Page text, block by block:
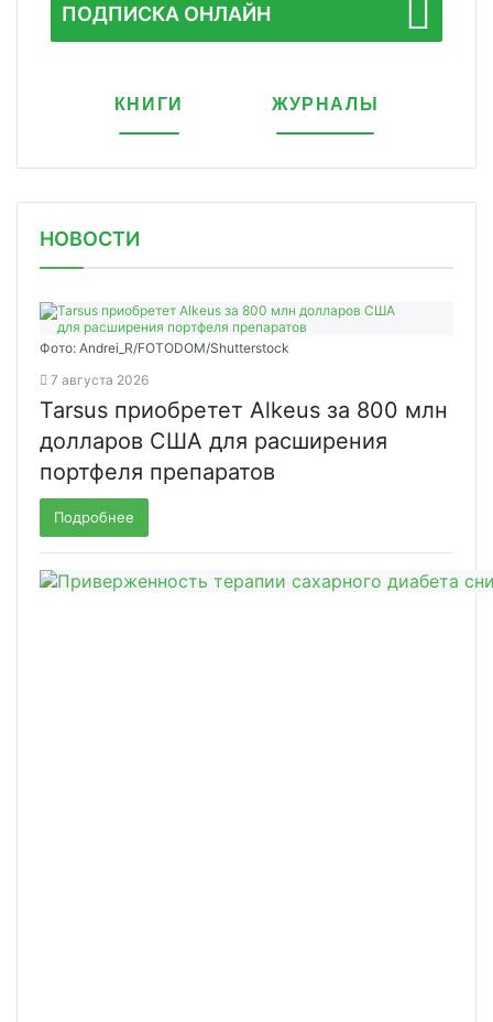
ПОДПИСКА ОНЛАЙН
КНИГИ ЖУРНАЛЫ
НОВОСТИ
Фото: Andrei_R/FOTODOM/Shutterstock
7 августа 2026
Tarsus приобретет Alkeus за 800 млн
долларов США для расширения
портфеля препаратов
Подробнее